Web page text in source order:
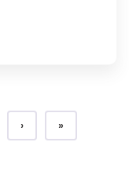
Page suivante
› Dernière
»